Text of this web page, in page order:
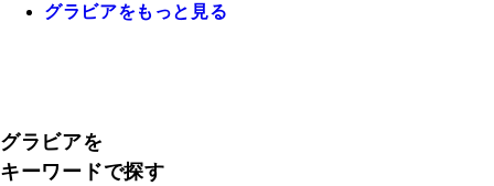
グラビアをもっと見る
グラビアを
キーワードで探す